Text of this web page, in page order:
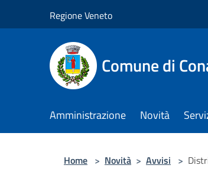
Regione Veneto
Comune di
Amministrazione Novità
Home > Novità > Avvisi >